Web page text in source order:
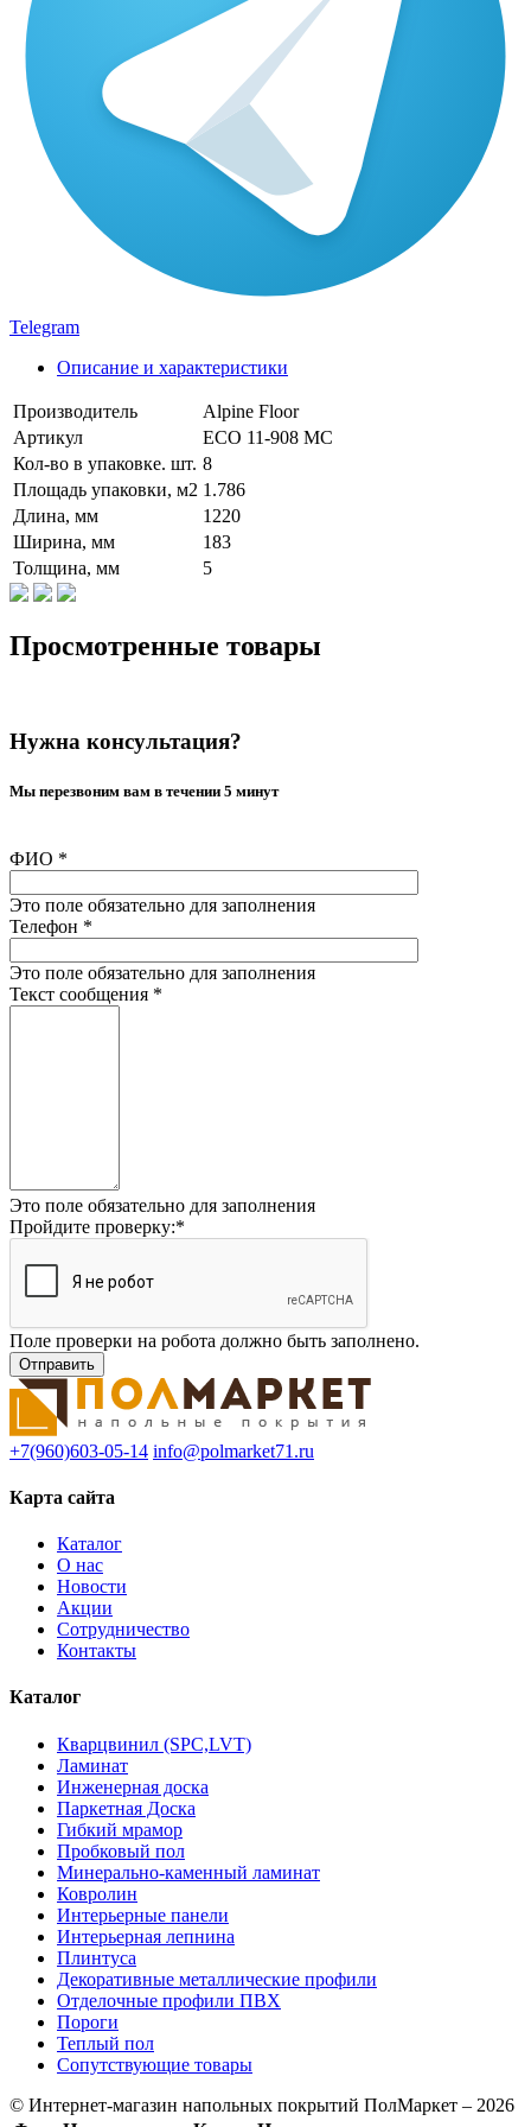
Telegram
Описание и характеристики
Производитель
Alpine Floor
Артикул
ECO 11-908 MC
Кол-во в упаковке. шт. 8
Площадь упаковки, м2 1.786
Длина, мм
1220
Ширина, мм
183
Толщина, мм
5
Просмотренные товары
Нужна консультация?
Мы перезвоним вам в течении 5 минут
ФИО *
Это поле обязательно для заполнения
Телефон *
Это поле обязательно для заполнения
Текст сообщения *
Это поле обязательно для заполнения
Пройдите проверку:*
Поле проверки на робота должно быть заполнено.
+7(960)603-05-14 info@polmarket71.ru
Карта сайта
Каталог
О нас
Новости
Акции
Сотрудничество
Контакты
Каталог
Кварцвинил (SPC,LVT)
Ламинат
Инженерная доска
Паркетная Доска
Гибкий мрамор
Пробковый пол
Минерально-каменный ламинат
Ковролин
Интерьерные панели
Интерьерная лепнина
Плинтуса
Декоративные металлические профили
Отделочные профили ПВХ
Пороги
Теплый пол
Сопутствующие товары
© Интернет-магазин напольных покрытий ПолМаркет – 2026